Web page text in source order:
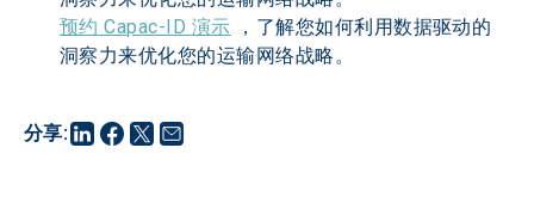
分享:
预约 Capac-ID 演示 ，了解您如何利用数据驱动的
洞察力来优化您的运输网络战略。